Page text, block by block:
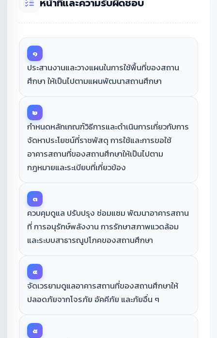
๑
ประสานงานและวางแผนในการใช้พื้นที่ของสถาน
ศึกษา ให้เป็นไปตามแผนพัฒนาสถานศึกษา
๒
กำหนดหลักเกณฑ์วิธีการและดำเนินการเกี่ยวกับการ
จัดหาประโยชน์ที่ราชพัสดุ การใช้และการขอใช้
อาคารสถานที่ของสถานศึกษาให้เป็นไปตาม
กฎหมายและระเบียบที่เกี่ยวข้อง
๓
ควบคุมดูแล ปรับปรุง ซ่อมแซม พัฒนาอาคารสถาน
ที่ การอนุรักษ์พลังงาน การรักษาสภาพแวดล้อม
และระบบสาธารณูปโภคของสถานศึกษา
๔
จัดเวรยามดูแลอาคารสถานที่ของสถานศึกษาให้
ปลอดภัยจากโจรภัย อัคคีภัย และภัยอื่น ๆ
๕